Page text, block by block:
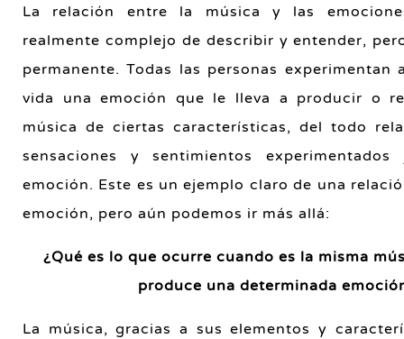
La relación entre la música y las
realmente complejo de describir y entender,
permanente. Todas las personas experimentan
vida una emoción que le lleva a producir o
música de ciertas características, del todo
sensaciones y sentimientos
emoción. Este es un ejemplo claro de una
emoción, pero aún podemos ir más allá:
¿Qué es lo que ocurre cuando es la misma
produce una determinada
La música, gracias a sus elementos y